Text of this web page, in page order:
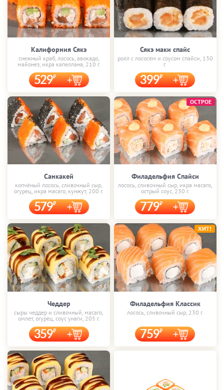
Калифорния Сякэ
снежный краб, лосось, авокадо,
майонез, икра капеллана, 210 г.
529
Сякэ маки спайс
ролл с лососем и соусом спайси, 130
г.
399
Санкакей
копчёный лосось, сливочный сыр,
огурец, икра масаго, кунжут, 200 г.
579
Филадельфия Спайси
лосось, сливочный сыр, икра масаго,
острый соус, 230 г.
779
ОСТРОЕ
Чеддер
сыры чеддер и сливочный, масаго,
омлет, огурец, соус унаги, 205 г.
359
Филадельфия Классик
лосось, сливочный сыр, 230 г.
759
ХИТ!